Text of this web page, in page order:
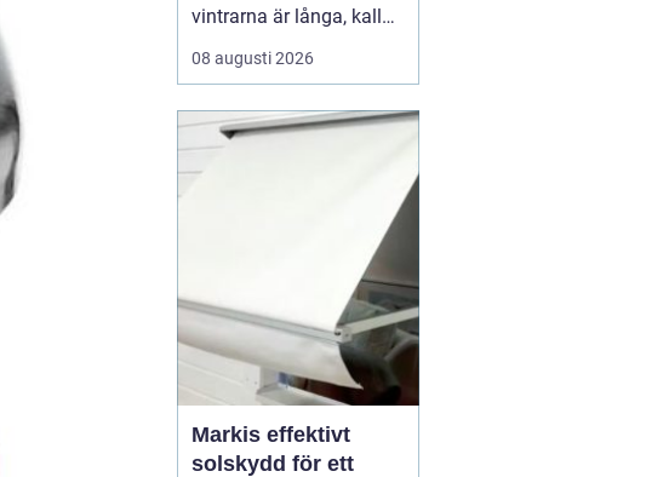
vintrarna är långa, kalla
och energikostnaderna
stiger. Många husägare
efter smarta sätt att
värmepump kan ge trygg
08 augusti 2026
Markis effektivt
solskydd för ett